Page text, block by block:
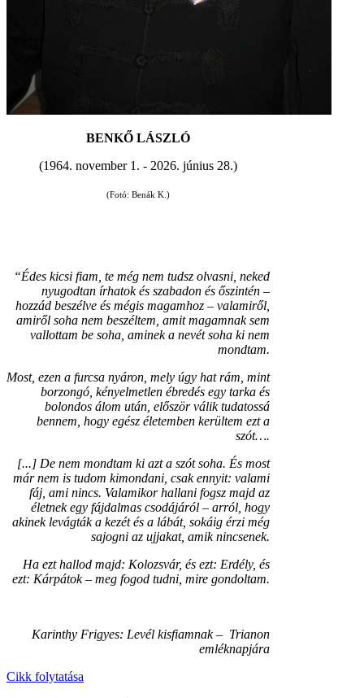
BENKŐ LÁSZLÓ
(1964. november 1. - 2026. június 28.)
(Fotó: Benák K.)
“Édes kicsi fiam, te még nem tudsz olvasni, neked
nyugodtan írhatok és szabadon és őszintén –
hozzád beszélve és mégis magamhoz – valamiről,
amiről soha nem beszéltem, amit magamnak sem
vallottam be soha, aminek a nevét soha ki nem
mondtam.
Most, ezen a furcsa nyáron, mely úgy hat rám, mint
borzongó, kényelmetlen ébredés egy tarka és
bolondos álom után, először válik tudatossá
bennem, hogy egész életemben kerültem ezt a
szót….
[...] De nem mondtam ki azt a szót soha. És most
már nem is tudom kimondani, csak ennyit: valami
fáj, ami nincs. Valamikor hallani fogsz majd az
életnek egy fájdalmas csodájáról – arról, hogy
akinek levágták a kezét és a lábát, sokáig érzi még
sajogni az ujjakat, amik nincsenek.
Ha ezt hallod majd: Kolozsvár, és ezt: Erdély, és
ezt: Kárpátok – meg fogod tudni, mire gondoltam.
Karinthy Frigyes: Levél kisfiamnak – Trianon
emléknapjára
Cikk folytatása